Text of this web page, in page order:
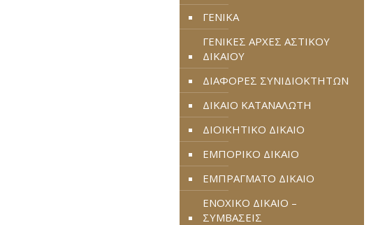
ΓΕΝΙΚΑ
ΓΕΝΙΚΕΣ ΑΡΧΕΣ ΑΣΤΙΚΟΥ
ΔΙΚΑΙΟΥ
ΔΙΑΦΟΡΕΣ ΣΥΝΙΔΙΟΚΤΗΤΩΝ
ΔΙΚΑΙΟ ΚΑΤΑΝΑΛΩΤΗ
ΔΙΟΙΚΗΤΙΚΟ ΔΙΚΑΙΟ
ΕΜΠΟΡΙΚΟ ΔΙΚΑΙΟ
ΕΜΠΡΑΓΜΑΤΟ ΔΙΚΑΙΟ
ΕΝΟΧΙΚΟ ΔΙΚΑΙΟ –
ΣΥΜΒΑΣΕΙΣ